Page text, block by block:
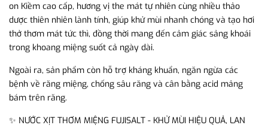
on Kiềm cao cấp, hương vị the mát tự nhiên cùng nhiều thảo
dược thiên nhiên lành tính, giúp khử mùi nhanh chóng và tạo hơi
thở thơm mát tức thì, đồng thời mang đến cảm giác sảng khoái
trong khoang miệng suốt cả ngày dài.
Ngoài ra, sản phẩm còn hỗ trợ kháng khuẩn, ngăn ngừa các
bệnh về răng miệng, chống sâu răng và cân bằng acid mảng
bám trên răng.
✨ NƯỚC XỊT THƠM MIỆNG FUJISALT - KHỬ MÙI HIỆU QUẢ, LAN